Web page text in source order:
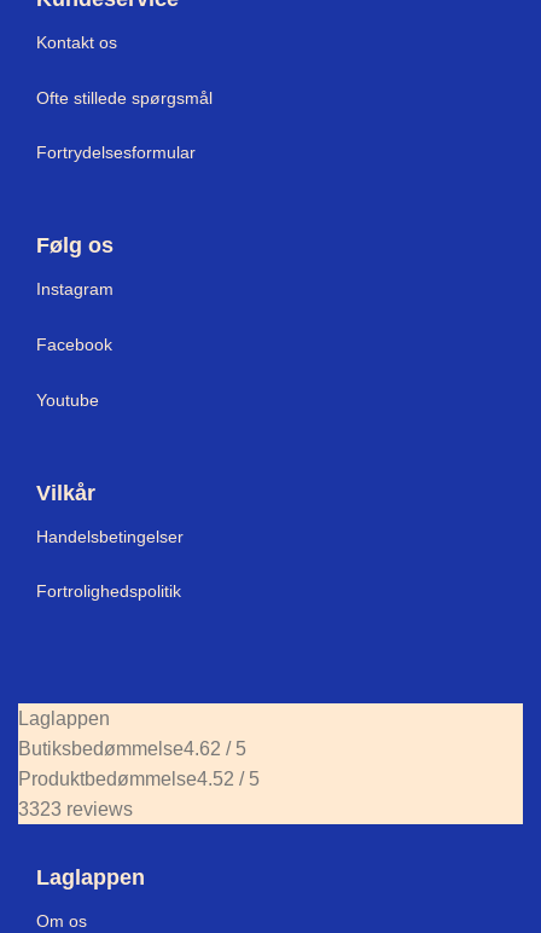
Kontakt os
Ofte stillede spørgsmål
Fortrydelsesformular
Følg os
Instagram
Facebook
Youtube
Vilkår
Handelsbetingelser
Fortrolighedspolitik
Laglappen
Butiksbedømmelse4.62 / 5
Produktbedømmelse4.52 / 5
3323 reviews
Laglappen
Om os